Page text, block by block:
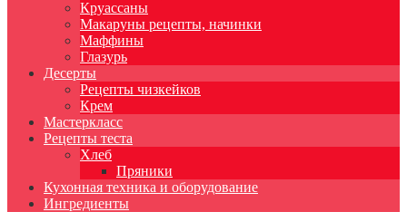
Круассаны
Макаруны рецепты, начинки
Маффины
Глазурь
Десерты
Рецепты чизкейков
Крем
Мастеркласс
Рецепты теста
Хлеб
Пряники
Кухонная техника и оборудование
Ингредиенты